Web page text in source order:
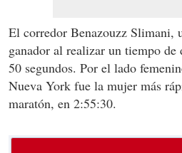
El corredor Benazouzz Slimani,
ganador al realizar un tiempo
50 segundos. Por el lado
Nueva York fue la mujer más
maratón, en 2:55:30.